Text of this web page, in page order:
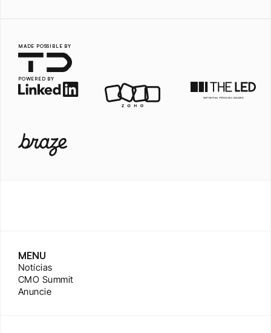
MADE POSSIBLE BY
POWERED BY
MENU
Notícias
CMO Summit
Anuncie